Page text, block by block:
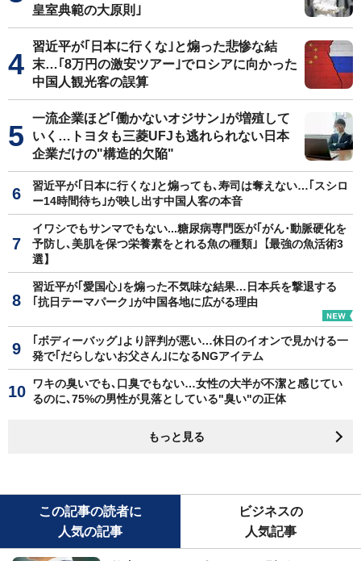
皇室典範の大原則｣
習近平が｢日本に行くな｣と煽った悲惨な結
末…｢8万円の激安ツアー｣でロシアに向かった
中国人観光客の誤算
一流企業ほど｢働かないオジサン｣が増殖して
いく…トヨタも三菱UFJも逃れられない日本
企業だけの"構造的欠陥"
習近平が｢日本に行くな｣と煽っても､寿司は奪えない…｢スシロ
ー14時間待ち｣が映し出す中国人客の本音
イワシでもサンマでもない...糖尿病専門医が｢がん･動脈硬化を
予防し､美肌を保つ栄養素をとれる魚の種類｣【最強の魚活術3
選】
習近平が｢愛国心｣を煽った不気味な結果…日本兵を撃退する
｢抗日テーマパーク｣が中国各地に広がる理由
｢ボディーバッグ｣より評判が悪い…休日のイオンで見かける一
発で｢だらしないお父さん｣になるNGアイテム
ワキの臭いでも､口臭でもない…女性の大半が不潔と感じてい
るのに､75%の男性が見落としている"臭い"の正体
もっと見る
この記事の読者に
人気の記事
ビジネスの
人気記事